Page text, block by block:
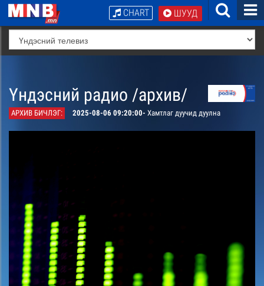
ШУУД
CHART
Үндэсний радио /архив/
АРХИВ БИЧЛЭГ: 2025-08-06 09:20:00- Хамтлаг дуучид дуулна